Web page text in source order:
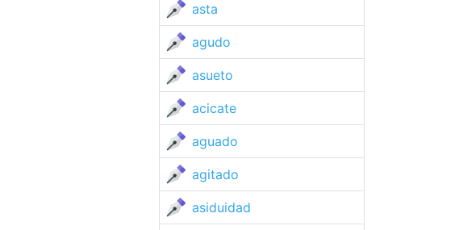
asta
agudo
asueto
acicate
aguado
agitado
asiduidad